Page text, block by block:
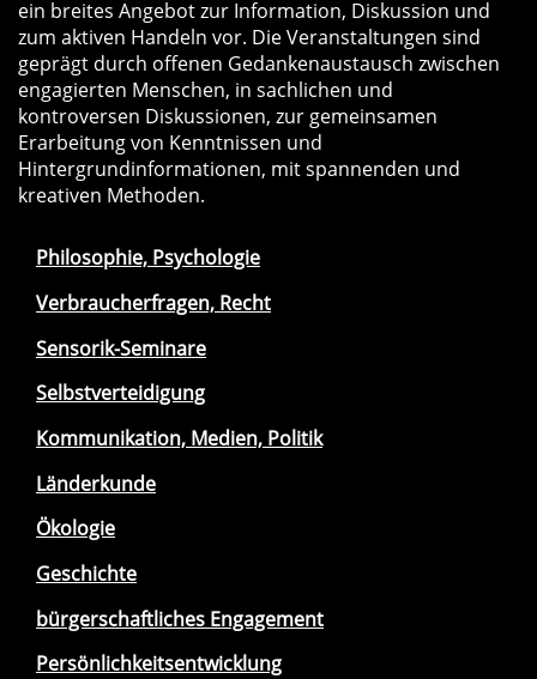
ein breites Angebot zur Information, Diskussion und
zum aktiven Handeln vor. Die Veranstaltungen sind
geprägt durch offenen Gedankenaustausch zwischen
engagierten Menschen, in sachlichen und
kontroversen Diskussionen, zur gemeinsamen
Erarbeitung von Kenntnissen und
Hintergrundinformationen, mit spannenden und
kreativen Methoden.
Philosophie, Psychologie
Verbraucherfragen, Recht
Sensorik-Seminare
Selbstverteidigung
Kommunikation, Medien, Politik
Länderkunde
Ökologie
Geschichte
bürgerschaftliches Engagement
Persönlichkeitsentwicklung